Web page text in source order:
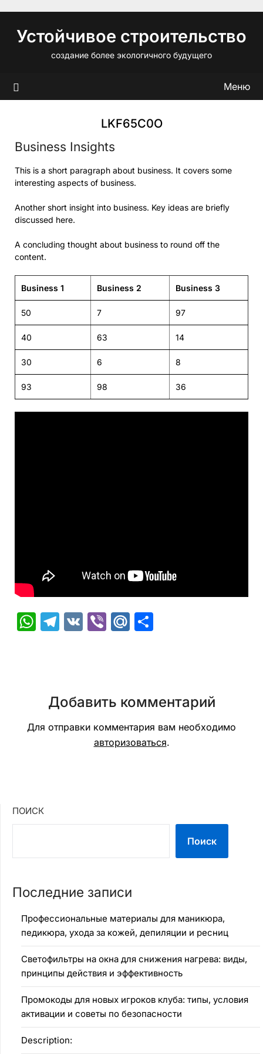
содержимому
Устойчивое строительство
создание более экологичного будущего
Меню
LKF65C0O
Business Insights
This is a short paragraph about business. It covers some
interesting aspects of business.
Another short insight into business. Key ideas are briefly
discussed here.
A concluding thought about business to round off the
content.
Business 1 Business 2 Business 3
50 7 97
40 63 14
30 6 8
93 98 36
WhatsApp
Telegram
VK ViberMail.Ru
Добавить комментарий
Для отправки комментария вам необходимо
авторизоваться.
ПОИСК
Поиск
Последние записи
Профессиональные материалы для маникюра,
педикюра, ухода за кожей, депиляции и ресниц
Светофильтры на окна для снижения нагрева: виды,
принципы действия и эффективность
Промокоды для новых игроков клуба: типы, условия
активации и советы по безопасности
Description: